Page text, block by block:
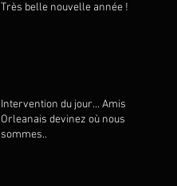
Très belle nouvelle année !
Intervention du jour... Amis
Orleanais devinez où nous
sommes..